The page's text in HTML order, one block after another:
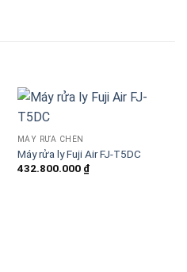
MÁY RỬA CHÉN
Máy rửa ly Fuji Air FJ-T5DC
432.800.000 ₫